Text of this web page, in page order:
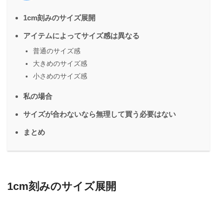
1cm刻みのサイズ展開
アイテムによってサイズ感は異なる
普通のサイズ感
大きめのサイズ感
小さめのサイズ感
私の場合
サイズが合わないなら無理して買う必要はない
まとめ
1cm刻みのサイズ展開